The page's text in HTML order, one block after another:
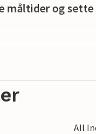
måltider og
så
minnene fra
All